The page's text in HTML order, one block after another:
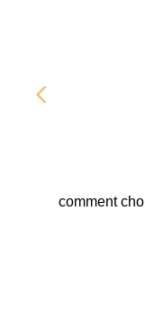
comment